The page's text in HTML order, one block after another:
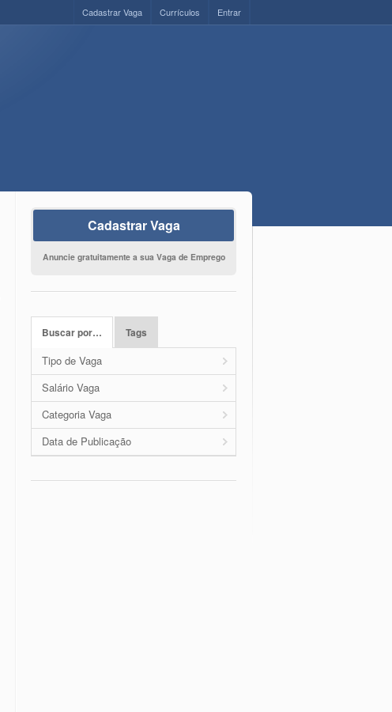
Entrar
Currículos
Cadastrar Vaga
Cadastrar Vaga
Anuncie gratuitamente a sua Vaga de Emprego
Buscar por… Tags
Tipo de Vaga
Salário Vaga
Categoria Vaga
Data de Publicação